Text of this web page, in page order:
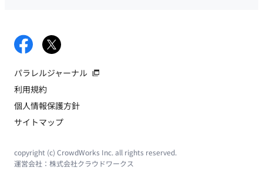
パラレルジャーナル
利用規約
個人情報保護方針
サイトマップ
copyright (c) CrowdWorks Inc. all rights reserved.
運営会社： 株式会社クラウドワークス